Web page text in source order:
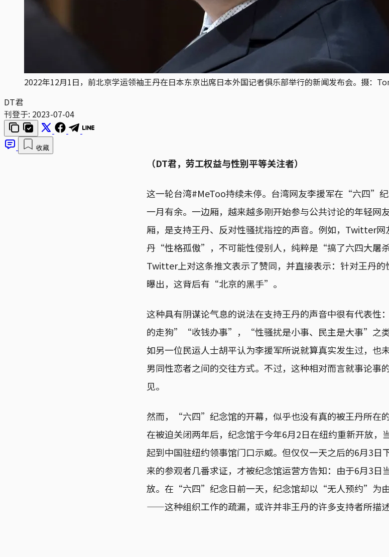
2022年12月1日，前北京学运领袖王丹在日本东京出席日本外国记者俱乐部举行的新闻发布会。摄：
DT君
刊登于: 2023-07-04
收藏
（DT君，劳工权益与性别平等关注者）
这一轮台湾#MeToo持续未停。台湾网友李援军在“六四”
一月有余。一边厢，越来越多刚开始参与公共讨论的年轻网
厢，是支持王丹、反对性骚扰指控的声音。例如，Twitter
丹“性格孤傲”，不可能性侵别人，纯粹是“搞了六四大屠
Twitter上对这条推文表示了赞同，并直接表示：针对王丹
曝出，这背后有“北京的黑手”。
这种具有阴谋论气息的说法在支持王丹的声音中很有代表
的走狗”“收钱办事”，“性骚扰是小事、民主是大事”之类
如另一位民运人士胡平认为李援军所说就算真实发生过，也
男同性恋者之间的交往方式。不过，这种相对而言就事论事
见。
然而，“六四”纪念馆的开幕，似乎也没有真的被王丹所在
在被迫关闭两年后，纪念馆于今年6月2日在纽约重新开放，
起到中国驻纽约领事馆门口示威。但仅仅一天之后的6月3日
来的参观者几番求证，才被纪念馆运营方告知：由于6月3日
放。在“六四”纪念日前一天，纪念馆却以“无人预约”为
——这种组织工作的疏漏，或许并非王丹的许多支持者所描述